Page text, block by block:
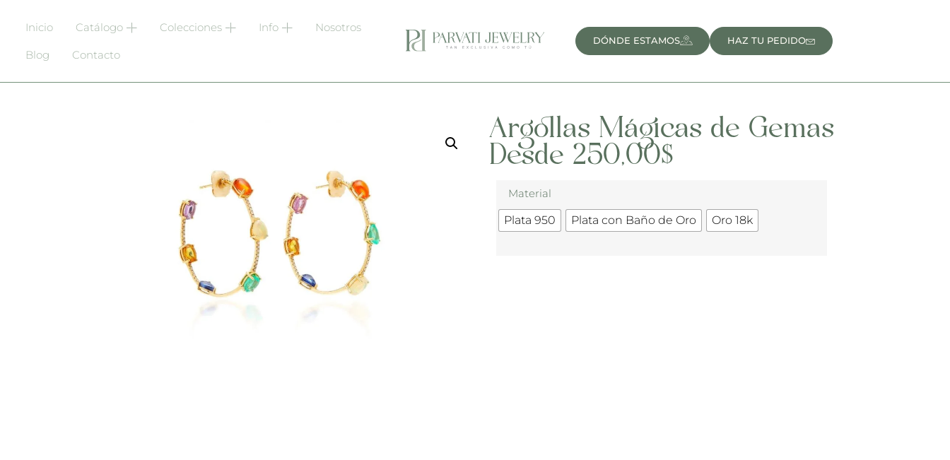
Inicio Catálogo Colecciones Info Nosotros
Blog Contacto
DÓNDE ESTAMOS HAZ TU PEDIDO
Argollas Mágicas de Gemas
Desde 250,00$
Material
Plata 950 Plata con Baño de Oro Oro 18k